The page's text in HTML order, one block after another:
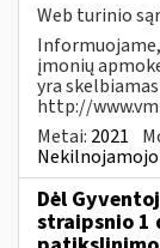
Web turinio
įmonių
yra
http://
Metai: 2021
Dėl
straipsnio 1